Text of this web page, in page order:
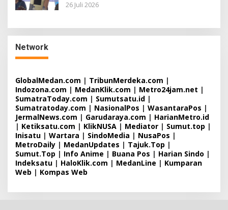
26 Juli 2026
Network
GlobalMedan.com | TribunMerdeka.com |
Indozona.com | MedanKlik.com | Metro24jam.net |
SumatraToday.com | Sumutsatu.id |
Sumatratoday.com | NasionalPos | WasantaraPos |
JermalNews.com | Garudaraya.com | HarianMetro.id
| Ketiksatu.com | KlikNUSA | Mediator | Sumut.top |
Inisatu | Wartara | SindoMedia | NusaPos |
MetroDaily | MedanUpdates | Tajuk.Top |
Sumut.Top | Info Anime | Buana Pos | Harian Sindo |
Indeksatu | HaloKlik.com | MedanLine | Kumparan
Web | Kompas Web